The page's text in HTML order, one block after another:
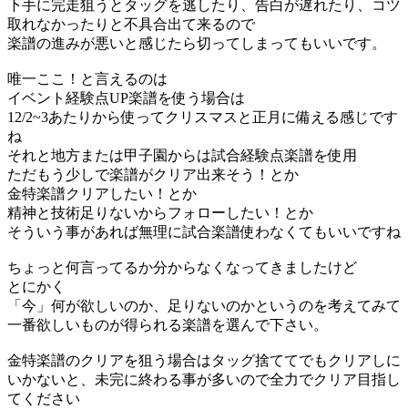
下手に完走狙うとタッグを逃したり、告白が遅れたり、コツ
取れなかったりと不具合出て来るので
楽譜の進みが悪いと感じたら切ってしまってもいいです。
唯一ここ！と言えるのは
イベント経験点UP楽譜を使う場合は
12/2~3あたりから使ってクリスマスと正月に備える感じです
ね
それと地方または甲子園からは試合経験点楽譜を使用
ただもう少しで楽譜がクリア出来そう！とか
金特楽譜クリアしたい！とか
精神と技術足りないからフォローしたい！とか
そういう事があれば無理に試合楽譜使わなくてもいいですね
ちょっと何言ってるか分からなくなってきましたけど
とにかく
「今」何が欲しいのか、足りないのかというのを考えてみて
一番欲しいものが得られる楽譜を選んで下さい。
金特楽譜のクリアを狙う場合はタッグ捨ててでもクリアしに
いかないと、未完に終わる事が多いので全力でクリア目指し
てください